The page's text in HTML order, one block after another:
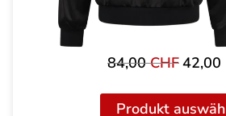
84,00CHF42,00
Produkt